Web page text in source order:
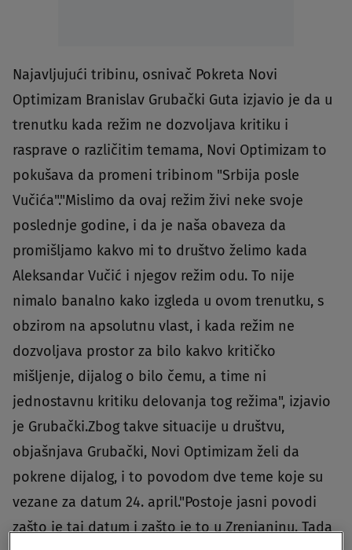
Najavljujući tribinu, osnivač Pokreta Novi
Optimizam Branislav Grubački Guta izjavio je da u
trenutku kada režim ne dozvoljava kritiku i
rasprave o različitim temama, Novi Optimizam to
pokušava da promeni tribinom "Srbija posle
Vučića"."Mislimo da ovaj režim živi neke svoje
poslednje godine, i da je naša obaveza da
promišljamo kakvo mi to društvo želimo kada
Aleksandar Vučić i njegov režim odu. To nije
nimalo banalno kako izgleda u ovom trenutku, s
obzirom na apsolutnu vlast, i kada režim ne
dozvoljava prostor za bilo kakvo kritičko
mišljenje, dijalog o bilo čemu, a time ni
jednostavnu kritiku delovanja tog režima", izjavio
je Grubački.Zbog takve situacije u društvu,
objašnjava Grubački, Novi Optimizam želi da
pokrene dijalog, i to povodom dve teme koje su
vezane za datum 24. april."Postoje jasni povodi
zašto je taj datum i zašto je to u Zrenjaninu. Tada